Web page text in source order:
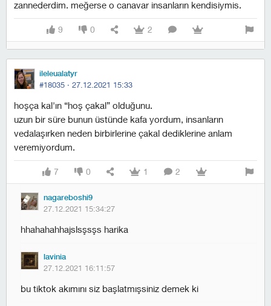
zannederdim. meğerse o canavar insanların kendisiymis.
9 0 2
ileleualatyr
#18035 · 27.12.2021 15:33
hoşça kal'ın “hoş çakal” olduğunu.
uzun bir süre bunun üstünde kafa yordum, insanların
vedalaşırken neden birbirlerine çakal dediklerine anlam
veremiyordum.
7 0 1 2
nagareboshi9
27.12.2021 15:34:27
hhahahahhajslsşsşs harika
lavinia
27.12.2021 16:11:57
bu tiktok akımını siz başlatmışsiniz demek ki